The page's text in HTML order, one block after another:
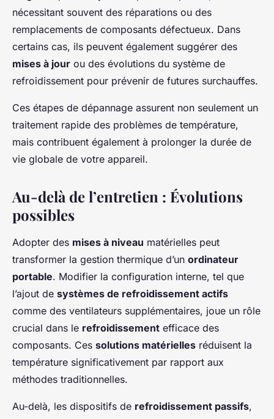
nécessitant souvent des réparations ou des
remplacements de composants défectueux. Dans
certains cas, ils peuvent également suggérer des
mises à jour ou des évolutions du système de
refroidissement pour prévenir de futures surchauffes.
Ces étapes de dépannage assurent non seulement un
traitement rapide des problèmes de température,
mais contribuent également à prolonger la durée de
vie globale de votre appareil.
Au-delà de l’entretien : Évolutions
possibles
Adopter des mises à niveau matérielles peut
transformer la gestion thermique d’un ordinateur
portable. Modifier la configuration interne, tel que
l’ajout de systèmes de refroidissement actifs
comme des ventilateurs supplémentaires, joue un rôle
crucial dans le refroidissement efficace des
composants. Ces solutions matérielles réduisent la
température significativement par rapport aux
méthodes traditionnelles.
Au-delà, les dispositifs de refroidissement passifs,